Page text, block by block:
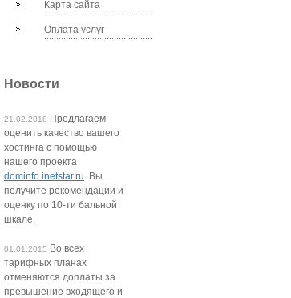
Карта сайта
Оплата услуг
Новости
21.02.2018 Предлагаем
оценить качество вашего
хостинга с помощью
нашего проекта
dominfo.inetstar.ru. Вы
получите рекомендации и
оценку по 10-ти бальной
шкале.
01.01.2015 Во всех
тарифных планах
отменяются доплаты за
превышение входящего и